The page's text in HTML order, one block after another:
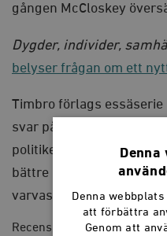
gången McCloskey
Dygder, individer,
belyser frågan om ett
Timbro förlags
svar på eviga frågor om
politiken. Vi ger ut texter
bättre samhällsdebatt.
varvas med
Recensioner
Denna
Denna
att förbättra
Genom att